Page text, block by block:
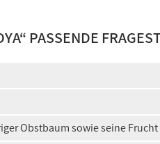
PASSENDE
Obstbaum sowie seine Frucht